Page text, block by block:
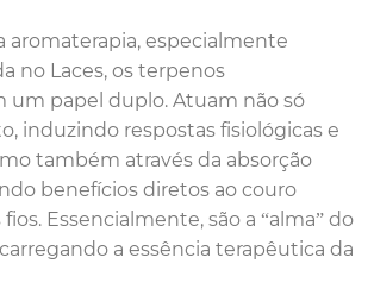
aromaterapia, especialmente
no Laces, os terpenos
um papel duplo. Atuam não só
induzindo respostas fisiológicas e
também através da absorção
benefícios diretos ao couro
Essencialmente, são a “alma” do
a essência terapêutica da